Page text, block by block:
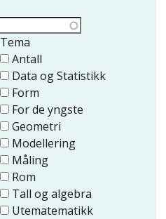
Tema
Antall
Data og Statistikk
Form
For de yngste
Geometri
Modellering
Måling
Rom
Tall og algebra
Utematematikk